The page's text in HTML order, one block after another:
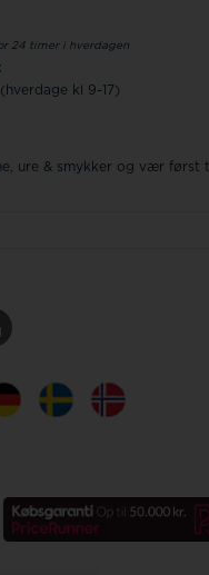
24 timer i hverdagen
kl 9-17)
ure & smykker og vær først